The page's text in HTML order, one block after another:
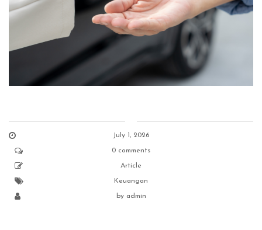
July 1, 2026
0 comments
Article
Keuangan
by admin